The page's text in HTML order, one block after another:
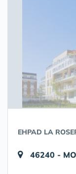
EHPAD LA
46240 -